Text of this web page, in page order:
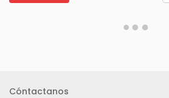
Cóntactanos